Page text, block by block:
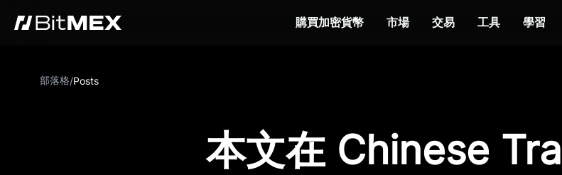
購買加密貨幣 市場 交易 工具 學習
部落格/Posts
本文在 Chinese